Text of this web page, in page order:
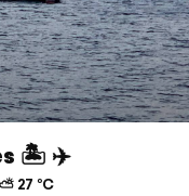
🏝️ ✈️
27 °C